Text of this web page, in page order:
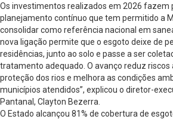
Os investimentos realizados em 2026 fazem
planejamento contínuo que tem permitido a
consolidar como referência nacional em
nova ligação permite que o esgoto deixe de
residências, junto ao solo e passe a ser
tratamento adequado. O avanço reduz riscos
proteção dos rios e melhora as condições
municípios atendidos”, explicou o diretor-
Pantanal, Clayton Bezerra.
O Estado alcançou 81% de cobertura de